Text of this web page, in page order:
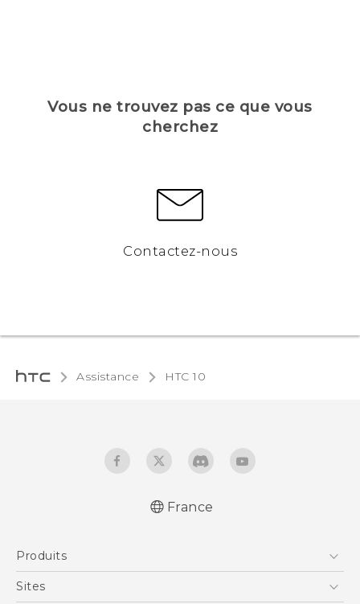
Vous ne trouvez pas ce que vous
cherchez
Contactez-nous
Assistance HTC 10‎
réglementation
France
Produits
Smartphones
Sites